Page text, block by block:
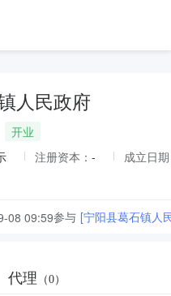
人民政府
开业
注册资本： -
成立日
08 09:59参与 [宁阳县葛石镇人
代理 （0）